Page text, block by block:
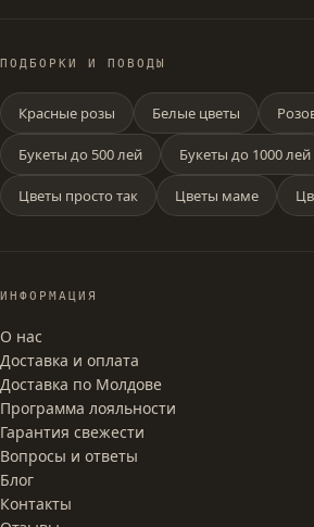
ПОДБОРКИ И ПОВОДЫ
Красные розы Белые цветы
Букеты до 500 лей Букеты до 1000 лей
Цветы просто так Цветы маме
ИНФОРМАЦИЯ
О нас
Доставка и оплата
Доставка по Молдове
Программа лояльности
Гарантия свежести
Вопросы и ответы
Блог
Контакты